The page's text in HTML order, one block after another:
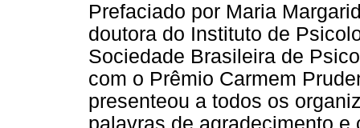
Prefaciado por Maria
doutora do Instituto de
Sociedade Brasileira de
com o Prêmio Carmem
presenteou a todos os